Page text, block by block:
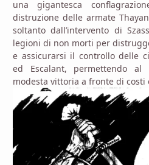
una gigantesca
distruzione delle armate
soltanto dall’intervento di
legioni di non morti per
e assicurarsi il controllo delle
ed Escalant, permettendo
modesta vittoria a fronte di costi